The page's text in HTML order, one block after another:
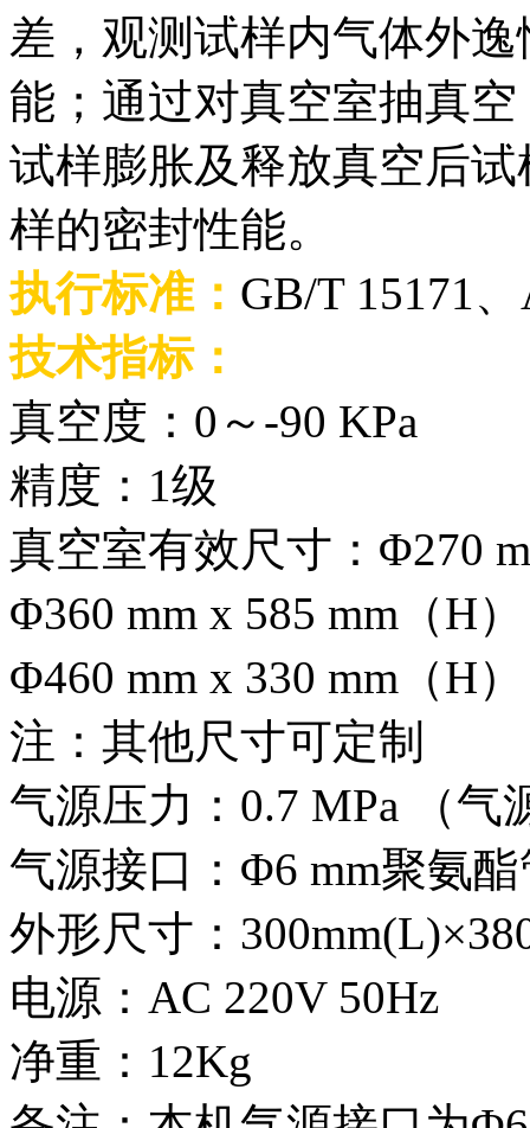
差，观测试样内气体外
能；通过对真空室抽真
试样膨胀及释放真空后
样的密封性能。
执行标准： GB/T 15171
技术指标：
真空度：0～-90 KPa
精度：1级
真空室有效尺寸：Φ270
Φ360 mm x 585 mm（H
Φ460 mm x 330 mm（H
注：其他尺寸可定制
气源压力：0.7 MPa （气
气源接口：Φ6 mm聚氨酯
外形尺寸：
电源：AC 220V 50Hz
净重：12Kg